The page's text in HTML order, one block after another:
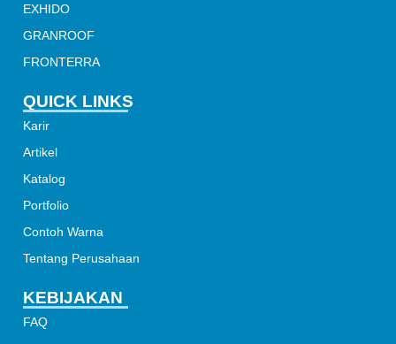
EXHIDO
GRANROOF
FRONTERRA
QUICK LINKS
Karir
Artikel
Katalog
Portfolio
Contoh Warna
Tentang Perusahaan
KEBIJAKAN
FAQ